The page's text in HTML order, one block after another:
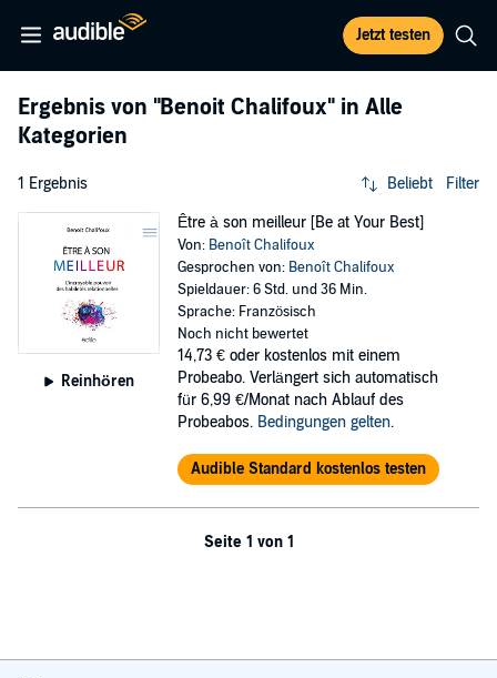
Jetzt testen
Ergebnis von "Benoit Chalifoux" in Alle
Kategorien
1 Ergebnis Beliebt Filter
Reinhören
Être à son meilleur [Be at Your Best]
Von: Benoît Chalifoux
Gesprochen von: Benoît Chalifoux
Spieldauer: 6 Std. und 36 Min.
Sprache: Französisch
Noch nicht bewertet
14,73 € oder kostenlos mit einem
Probeabo. Verlängert sich automatisch
für 6,99 €/Monat nach Ablauf des
Probeabos. Bedingungen gelten.
Audible Standard kostenlos testen
Seite 1 von 1